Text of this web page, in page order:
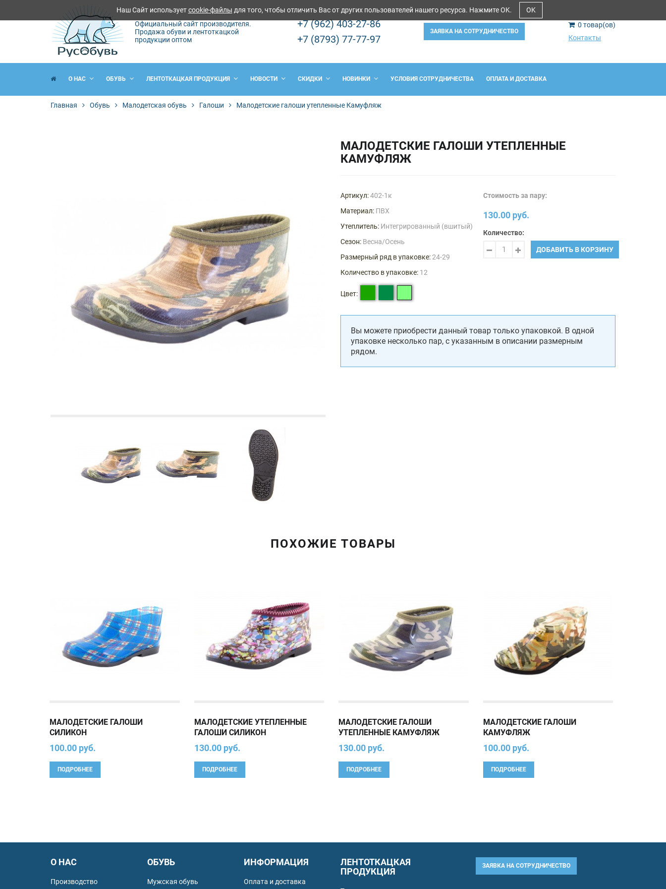
Официальный сайт производителя.
Продажа обуви и лентоткацкой
продукции оптом
+7 (962) 403-27-86
+7 (8793) 77-77-97
ЗАЯВКА НА СОТРУДНИЧЕСТВО
0 товар(ов)
Контакты
О НАС ОБУВЬ ЛЕНТОТКАЦКАЯ ПРОДУКЦИЯ НОВОСТИ СКИДКИ НОВИНКИ УСЛОВИЯ СОТРУДНИЧЕСТВА ОПЛАТА И ДОСТАВКА
Главная Обувь Малодетская обувь Галоши Малодетские галоши утепленные Камуфляж
МАЛОДЕТСКИЕ ГАЛОШИ УТЕПЛЕННЫЕ
КАМУФЛЯЖ
Артикул:402-1к
Материал: ПВХ
Утеплитель: Интегрированный (вшитый)
Сезон: Весна/Осень
Размерный ряд в упаковке:24-29
Количество в упаковке: 12
Цвет:
Стоимость за пару:
130.00 руб.
Количество:
ДОБАВИТЬ В КОРЗИНУ
Вы можете приобрести данный товар только упаковкой. В одной
упаковке несколько пар, с указанным в описании размерным
рядом.
ПОХОЖИЕ ТОВАРЫ
МАЛОДЕТСКИЕ ГАЛОШИ
СИЛИКОН
100.00 руб.
ПОДРОБНЕЕ
МАЛОДЕТСКИЕ УТЕПЛЕННЫЕ
ГАЛОШИ СИЛИКОН
130.00 руб.
ПОДРОБНЕЕ
МАЛОДЕТСКИЕ ГАЛОШИ
УТЕПЛЕННЫЕ КАМУФЛЯЖ
130.00 руб.
ПОДРОБНЕЕ
МАЛОДЕТСКИЕ ГАЛОШИ
КАМУФЛЯЖ
100.00 руб.
ПОДРОБНЕЕ
О НАС
Производство
ОБУВЬ
Мужская обувь
ИНФОРМАЦИЯ
Оплата и доставка
ЛЕНТОТКАЦКАЯ
ПРОДУКЦИЯ
ЗАЯВКА НА СОТРУДНИЧЕСТВО
Наш Сайт используетcookie-файлы для того, чтобы отличить Вас от других пользователей нашего ресурса. Нажмите OK. OK